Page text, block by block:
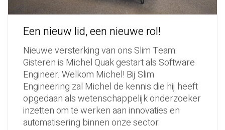
Een nieuw lid, een nieuwe rol!
Nieuwe versterking van ons Slim Team.
Gisteren is Michel Quak gestart als Software
Engineer. Welkom Michel! Bij Slim
Engineering zal Michel de kennis die hij heeft
opgedaan als wetenschappelijk onderzoeker
inzetten om te werken aan innovaties en
automatisering binnen onze sector.